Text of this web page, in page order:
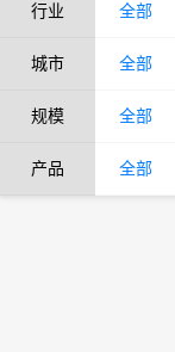
行业 全部
城市 全部
规模 全部
产品 全部